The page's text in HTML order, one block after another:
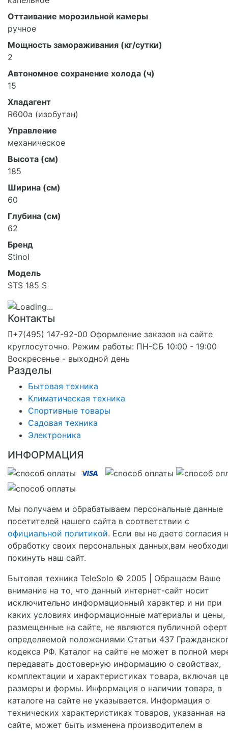
Оттаивание морозильной камеры
ручное
Мощность замораживания (кг/сутки)
2
Автономное сохранение холода (ч)
15
Хладагент
R600a (изобутан)
Управление
механическое
Высота (см)
185
Ширина (см)
60
Глубина (см)
62
Бренд
Stinol
Модель
STS 185 S
Контакты
+7(495) 147-92-00 Оформление заказов на сайте
круглосуточно. Режим работы: ПН-СБ 10:00 - 19:00
Воскресенье - выходной день
Разделы
Бытовая техника
Климатическая техника
Спортивные товары
Садовая техника
Электроника
ИНФОРМАЦИЯ
Мы получаем и обрабатываем персональные данные
посетителей нашего сайта в соответствии с
официальной политикой. Если вы не даете согласия
обработку своих персональных данных,вам
покинуть наш сайт.
Бытовая техника TeleSolo © 2005 | Обращаем Ваше
внимание на то, что данный интернет-сайт носит
исключительно информационный характер и ни при
каких условиях информационные материалы и цены,
размещенные на сайте, не являются публичной
определяемой положениями Статьи 437
кодекса РФ. Каталог на сайте не может в полной
передавать достоверную информацию о свойствах,
комплектации и характеристиках товара, включая
размеры и формы. Информация о наличии товара, в
каталоге на сайте не указывается. Информация о
технических характеристиках товаров, указанная на
сайте, может быть изменена производителем в